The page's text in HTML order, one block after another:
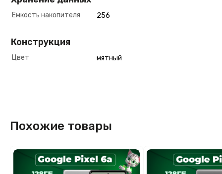
Емкость накопителя 256
Конструкция
Цвет мятный
Похожие товары